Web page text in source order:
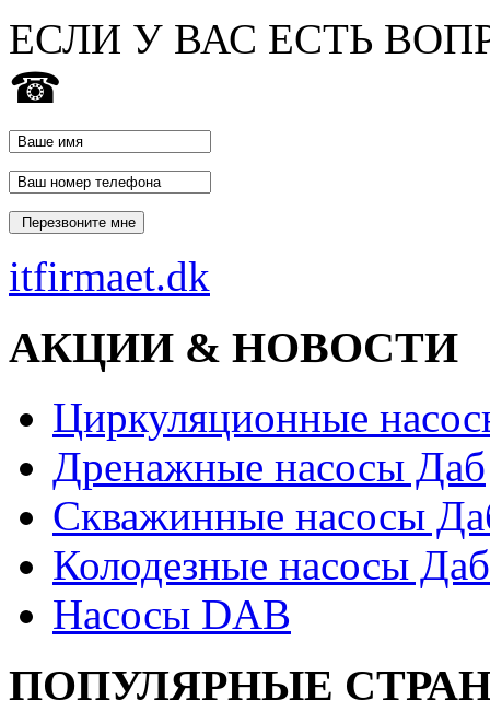
ЕСЛИ У ВАС ЕСТЬ
☎
itfirmaet.dk
АКЦИИ & НОВОСТИ
Циркуляционные
Дренажные насосы Даб
Скважинные насосы
Колодезные насосы Даб
Насосы DAB
ПОПУЛЯРНЫЕ